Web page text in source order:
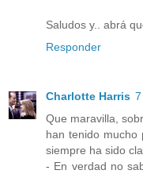
Saludos y.. abrá
Responder
Charlotte Harris
Que maravilla,
han tenido mucho
siempre ha sido
- En verdad no